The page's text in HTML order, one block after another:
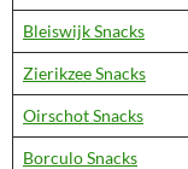
Bleiswijk Snacks
Zierikzee Snacks
Oirschot Snacks
Borculo Snacks